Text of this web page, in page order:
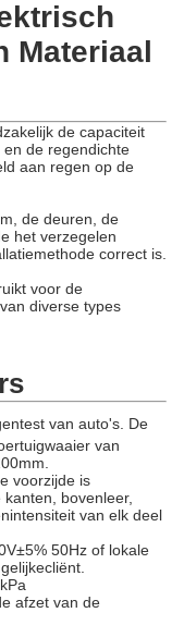
Materiaal
de capaciteit
de regendichte
aan regen op de
de deuren, de
het verzegelen
correct is.
voor de
diverse types
van auto's. De
van
voorzijde is
bovenleer,
van elk deel
50Hz of lokale
afzet van de